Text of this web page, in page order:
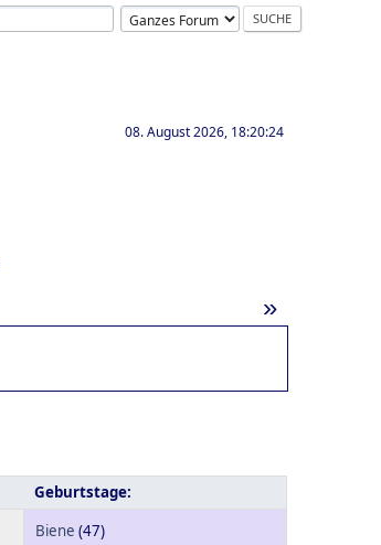
08. August 2026, 18:20:24
»
Geburtstage:
Biene (47)